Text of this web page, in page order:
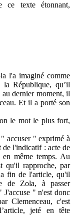
ce texte étonnant,
l'a imaginé comme
la République, qu’il
dernier moment, il
Et il a porté son
le mot le plus fort,
accuser " exprimé à
de l'indicatif : acte de
en même temps. Au
qu'il rapproche, par
fin de l'article, qu'il
de Zola, à passer
J'accuse " n'est donc
Clemenceau, c'est
jeté en tête